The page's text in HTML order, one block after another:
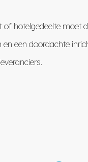
of hotelgedeelte
een doordachte